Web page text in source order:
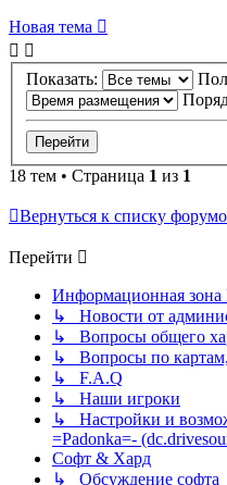
Новая тема
Показать:
18 тем • Страница 1 из 1
Вернуться к списку
Перейти
Информационная зона
↳ Новости от
↳ Вопросы общего
↳ Вопросы по
↳ F.A.Q
↳ Наши игроки
↳ Настройки и
=Padonka=-
Софт & Хард
↳ Обсуждение софта